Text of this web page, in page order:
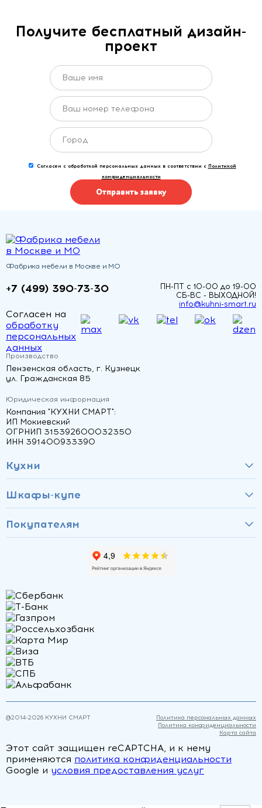
Получите бесплатный дизайн-
проект
Согласен с обработкой персональных данных в соответствии с Политикой
конфиденциальности
Отправить заявку
Фабрика мебели в Москве и МО
+7 (499) 390-73-30
ПН-ПТ с 10-00 до 19-00
СБ-ВС - ВЫХОДНОЙ!
info@kuhni-smart.ru
Согласен на
обработку
персональных
данных
Производство
Пензенская область, г. Кузнецк
ул. Гражданская 85
Юридическая информация
Компания "КУХНИ СМАРТ":
ИП Мокиевский
ОГРНИП 315392600032350
ИНН 391400933390
Кухни
Шкафы-купе
Покупателям
@2014-2026 КУХНИ СМАРТ
Политика персональных данных
Политика конфиденциальности
Карта сайта
Этот сайт защищен reCAPTCHA, и к нему
применяются политика конфиденциальности
Google и условия предоставления услуг